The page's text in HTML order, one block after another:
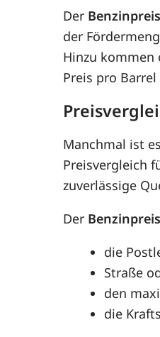
Der Benzinpreis
der
Hinzu
Preis pro
Manchmal ist
Preisvergleich
zuverlässige
Der
die
Straße
den
die